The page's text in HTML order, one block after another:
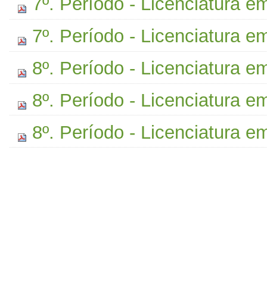
7º. Período - Licenciatura
8º. Período - Licenciatura
8º. Período - Licenciatura
8º. Período - Licenciatura